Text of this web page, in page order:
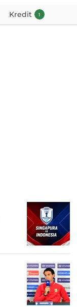
Kredit 1